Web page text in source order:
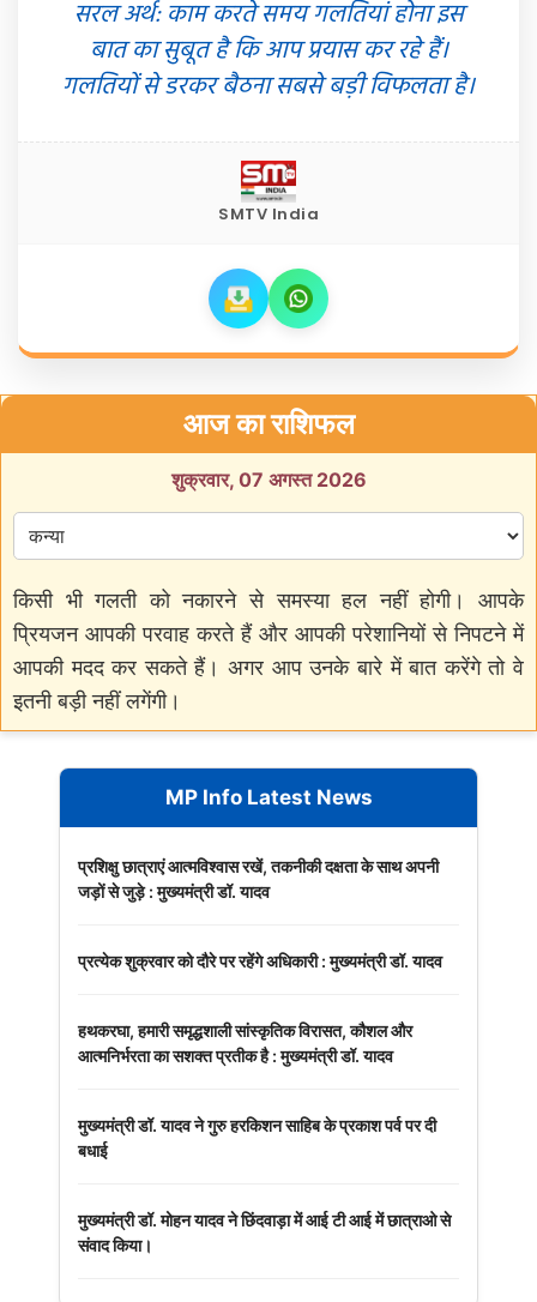
सरल अर्थ: काम करते समय गलतियां होना इस
बात का सुबूत है कि आप प्रयास कर रहे हैं।
गलतियों से डरकर बैठना सबसे बड़ी विफलता है।
SMTV India
आज का राशिफल
शुक्रवार, 07 अगस्त 2026
किसी भी गलती को नकारने से समस्या हल नहीं होगी। आपके
प्रियजन आपकी परवाह करते हैं और आपकी परेशानियों से निपटने में
आपकी मदद कर सकते हैं। अगर आप उनके बारे में बात करेंगे तो वे
इतनी बड़ी नहीं लगेंगी।
MP Info Latest News
प्रशिक्षु छात्राएं आत्मविश्वास रखें, तकनीकी दक्षता के साथ अपनी
जड़ों से जुड़े : मुख्यमंत्री डॉ. यादव
प्रत्येक शुक्रवार को दौरे पर रहेंगे अधिकारी : मुख्यमंत्री डॉ. यादव
हथकरघा, हमारी समृद्धशाली सांस्कृतिक विरासत, कौशल और
आत्मनिर्भरता का सशक्त प्रतीक है : मुख्यमंत्री डॉ. यादव
मुख्यमंत्री डॉ. यादव ने गुरु हरकिशन साहिब के प्रकाश पर्व पर दी
बधाई
मुख्यमंत्री डॉ. मोहन यादव ने छिंदवाड़ा में आई टी आई में छात्राओ से
संवाद किया।